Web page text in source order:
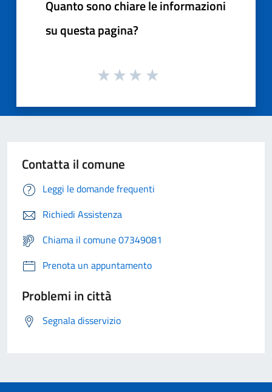
Quanto sono chiare le informazioni
su questa pagina?
Contatta il comune
Leggi le domande frequenti
Richiedi Assistenza
Chiama il comune 07349081
Prenota un appuntamento
Problemi in città
Segnala disservizio